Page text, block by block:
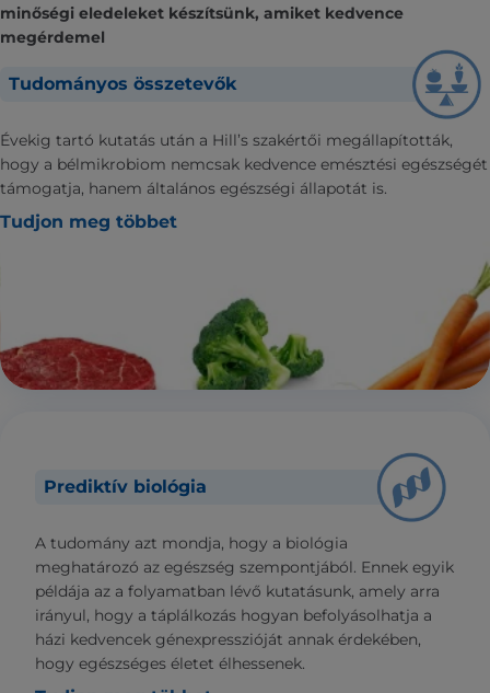
minőségi eledeleket készítsünk, amiket kedvence
megérdemel
Tudományos összetevők
Évekig tartó kutatás után a Hill’s szakértői megállapították,
hogy a bélmikrobiom nemcsak kedvence emésztési egészségét
támogatja, hanem általános egészségi állapotát is.
Tudjon meg többet
Prediktív biológia
A tudomány azt mondja, hogy a biológia
meghatározó az egészség szempontjából. Ennek egyik
példája az a folyamatban lévő kutatásunk, amely arra
irányul, hogy a táplálkozás hogyan befolyásolhatja a
házi kedvencek génexpresszióját annak érdekében,
hogy egészséges életet élhessenek.